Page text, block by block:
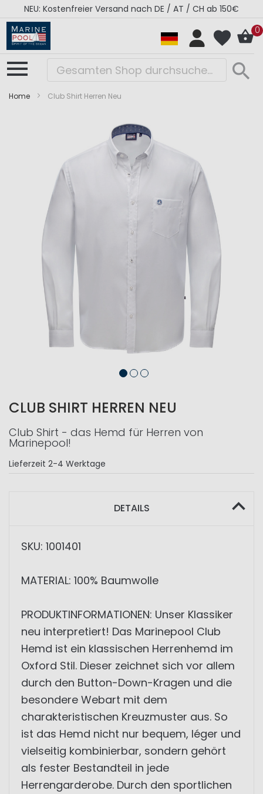
NEU: Kostenfreier Versand nach DE / AT / CH ab 150€
0
Home Club Shirt Herren Neu
Bildergalerie
springen
Bildergalerie
springen
CLUB SHIRT HERREN NEU
Club Shirt - das Hemd für Herren von
Marinepool!
Lieferzeit 2-4 Werktage
DETAILS
SKU: 1001401
MATERIAL: 100% Baumwolle
PRODUKTINFORMATIONEN: Unser Klassiker
neu interpretiert! Das Marinepool Club
Hemd ist ein klassischen Herrenhemd im
Oxford Stil. Dieser zeichnet sich vor allem
durch den Button-Down-Kragen und die
besondere Webart mit dem
charakteristischen Kreuzmuster aus. So
ist das Hemd nicht nur bequem, léger und
vielseitig kombinierbar, sondern gehört
als fester Bestandteil in jede
Herrengarderobe. Durch den sportlichen